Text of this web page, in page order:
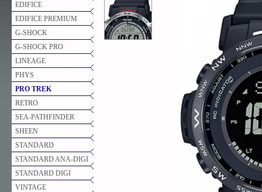
EDIFICE
EDIFICE PREMIUM
G-SHOCK
G-SHOCK PRO
LINEAGE
PHYS
PRO TREK
RETRO
SEA-PATHFINDER
SHEEN
STANDARD
STANDARD ANA-DIGI
STANDARD DIGI
VINTAGE